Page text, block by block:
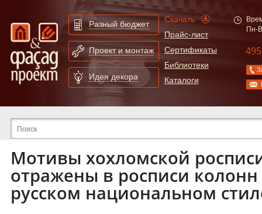
Разный бюджет
Проект и монтаж
Идея декора
Скачать
Прайс-лист
Сертификаты
Библиотеки
Каталоги
Пн-
Мотивы хохломской
отражены в росписи
русском национальном